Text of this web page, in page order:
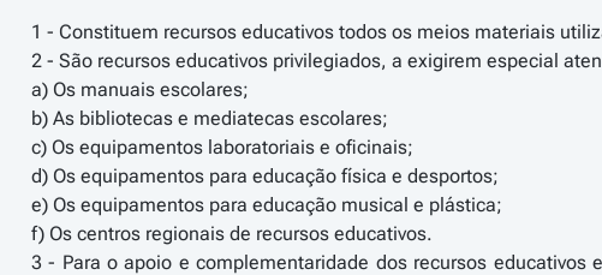
1 - Constituem recursos educativos todos os meios materiais
2 - São recursos educativos privilegiados, a exigirem especial
a) Os manuais escolares;
b) As bibliotecas e mediatecas escolares;
c) Os equipamentos laboratoriais e oficinais;
d) Os equipamentos para educação física e desportos;
e) Os equipamentos para educação musical e plástica;
f) Os centros regionais de recursos educativos.
3 - Para o apoio e complementaridade dos recursos